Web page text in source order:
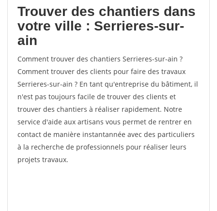
Trouver des chantiers dans
votre ville : Serrieres-sur-
ain
Comment trouver des chantiers Serrieres-sur-ain ?
Comment trouver des clients pour faire des travaux
Serrieres-sur-ain ? En tant qu'entreprise du bâtiment, il
n'est pas toujours facile de trouver des clients et
trouver des chantiers à réaliser rapidement. Notre
service d'aide aux artisans vous permet de rentrer en
contact de manière instantannée avec des particuliers
à la recherche de professionnels pour réaliser leurs
projets travaux.